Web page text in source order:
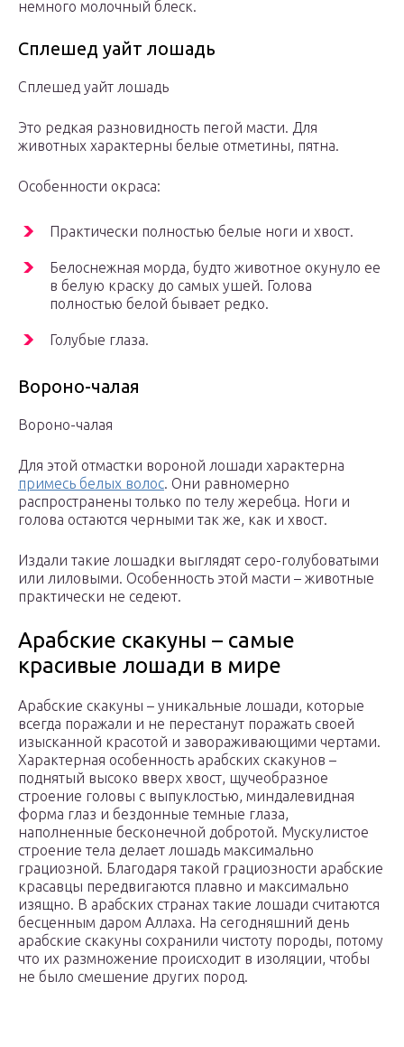
немного молочный блеск.
Сплешед уайт лошадь
Сплешед уайт лошадь
Это редкая разновидность пегой масти. Для
животных характерны белые отметины, пятна.
Особенности окраса:
Практически полностью белые ноги и хвост.
Белоснежная морда, будто животное окунуло ее
в белую краску до самых ушей. Голова
полностью белой бывает редко.
Голубые глаза.
Вороно-чалая
Вороно-чалая
Для этой отмастки вороной лошади характерна
примесь белых волос. Они равномерно
распространены только по телу жеребца. Ноги и
голова остаются черными так же, как и хвост.
Издали такие лошадки выглядят серо-голубоватыми
или лиловыми. Особенность этой масти – животные
практически не седеют.
Арабские скакуны – самые
красивые лошади в мире
Арабские скакуны – уникальные лошади, которые
всегда поражали и не перестанут поражать своей
изысканной красотой и завораживающими чертами.
Характерная особенность арабских скакунов –
поднятый высоко вверх хвост, щучеобразное
строение головы с выпуклостью, миндалевидная
форма глаз и бездонные темные глаза,
наполненные бесконечной добротой. Мускулистое
строение тела делает лошадь максимально
грациозной. Благодаря такой грациозности арабские
красавцы передвигаются плавно и максимально
изящно. В арабских странах такие лошади считаются
бесценным даром Аллаха. На сегодняшний день
арабские скакуны сохранили чистоту породы, потому
что их размножение происходит в изоляции, чтобы
не было смешение других пород.